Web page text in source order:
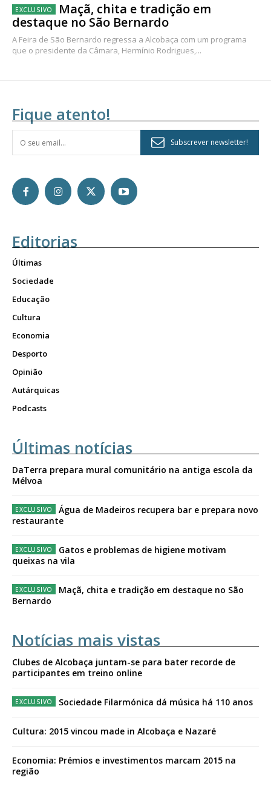
Maçã, chita e tradição em
destaque no São Bernardo
A Feira de São Bernardo regressa a Alcobaça com um programa
que o presidente da Câmara, Hermínio Rodrigues,...
Fique atento!
Subscrever newsletter!
Editorias
Últimas
Sociedade
Educação
Cultura
Economia
Desporto
Opinião
Autárquicas
Podcasts
Últimas notícias
DaTerra prepara mural comunitário na antiga escola da
Mélvoa
Água de Madeiros recupera bar e prepara novo
restaurante
Gatos e problemas de higiene motivam
queixas na vila
Maçã, chita e tradição em destaque no São
Bernardo
Notícias mais vistas
Clubes de Alcobaça juntam-se para bater recorde de
participantes em treino online
Sociedade Filarmónica dá música há 110 anos
Cultura: 2015 vincou made in Alcobaça e Nazaré
Economia: Prémios e investimentos marcam 2015 na
região